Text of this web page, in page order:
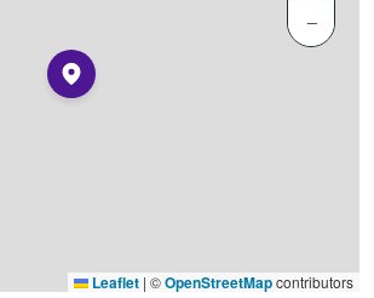
−
Leaflet | ©OpenStreetMapcontributors